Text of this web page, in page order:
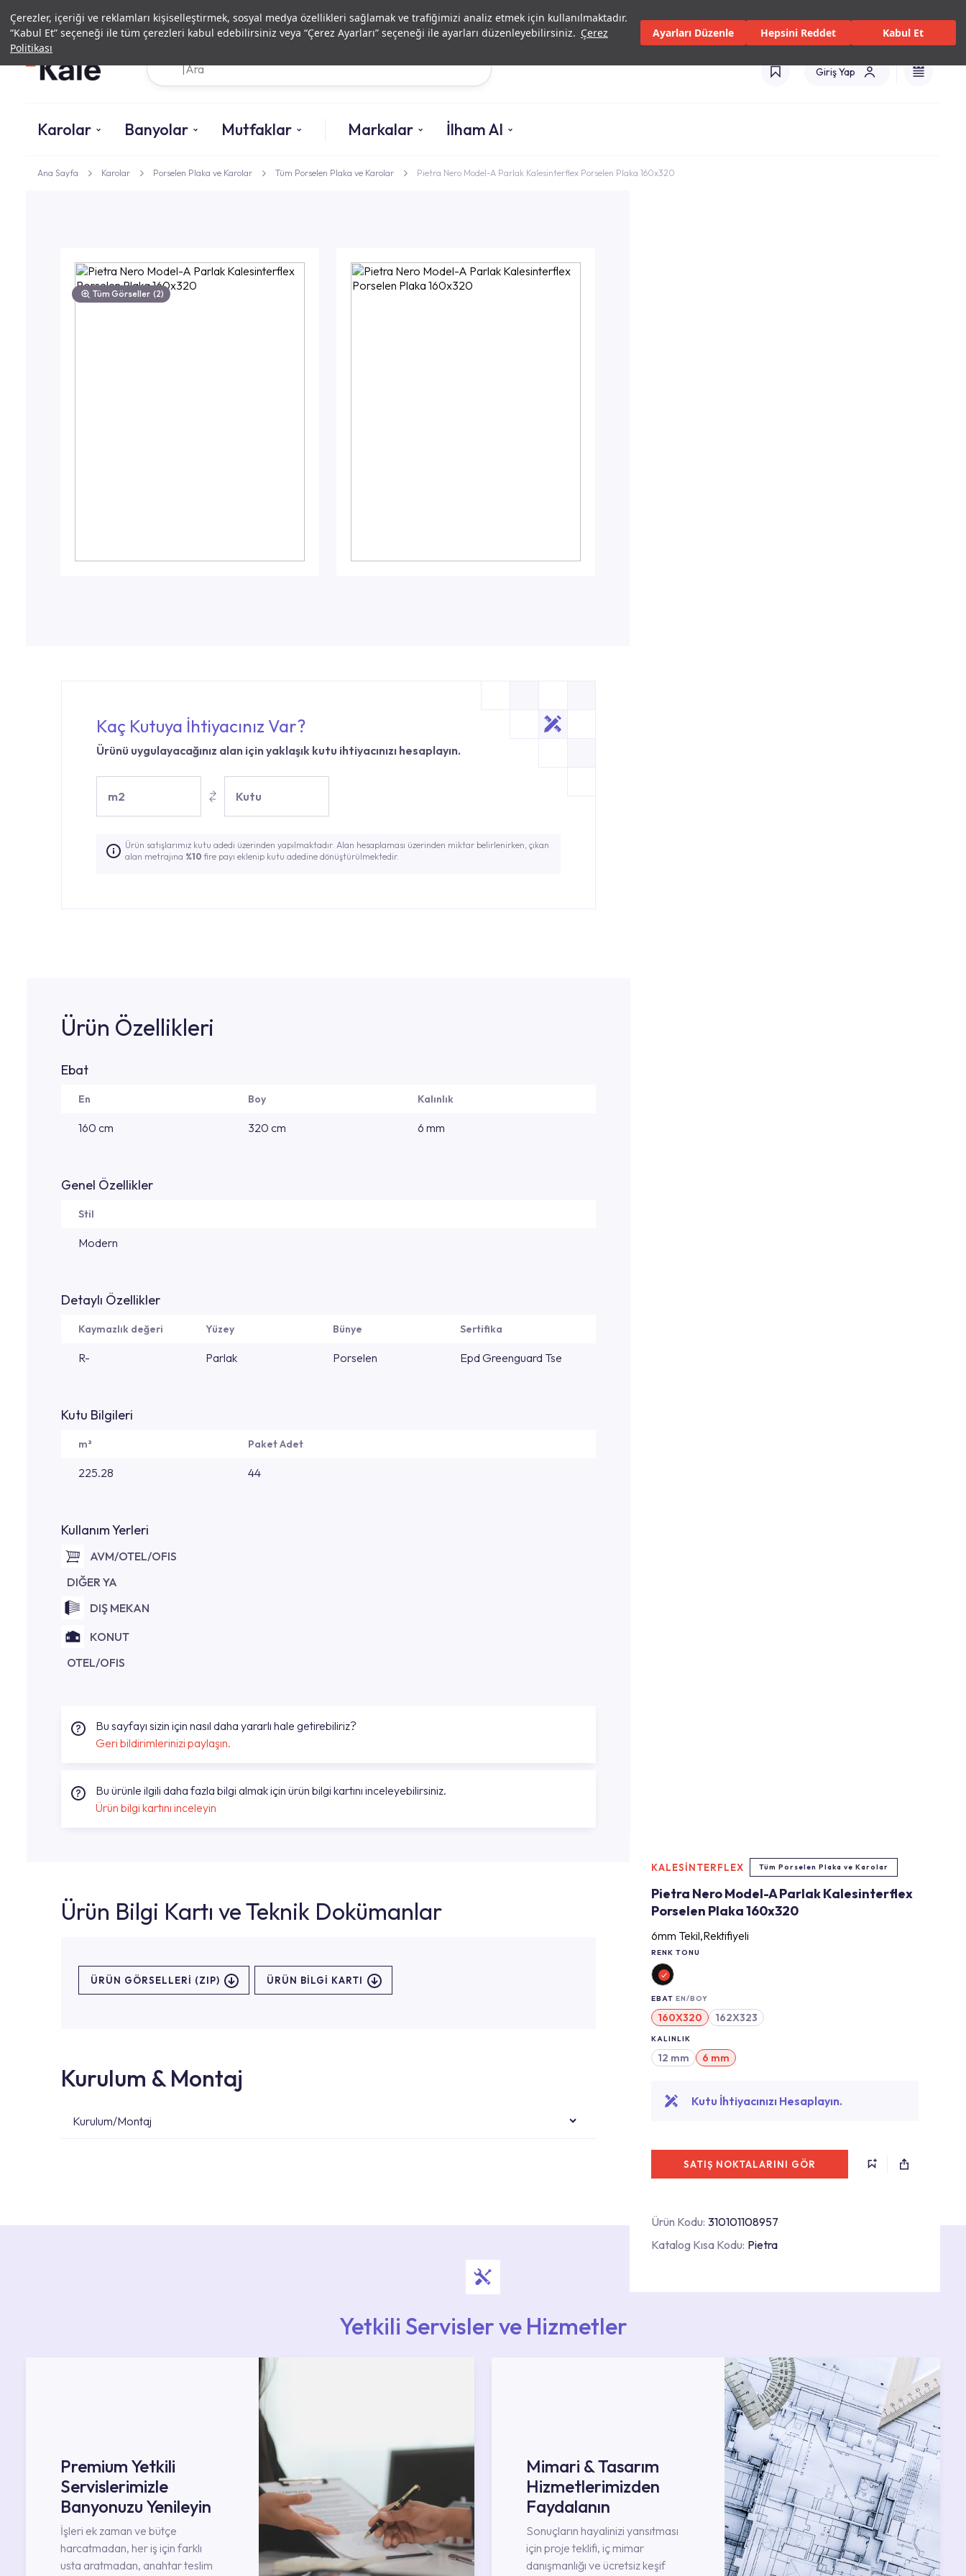
Çerezler, içeriği ve reklamları kişiselleştirmek, sosyal medya özellikleri sağlamak ve trafiğimizi analiz etmek için kullanılmaktadır.
“Kabul Et” seçeneği ile tüm çerezleri kabul edebilirsiniz veya “Çerez Ayarları” seçeneği ile ayarları düzenleyebilirsiniz. Çerez
Politikası
Ayarları Düzenle Hepsini Reddet Kabul Et
Yatırımcı İlişkileriYetkili Servisler ve HizmetlerMağazalarKataloglar Türkiye(TR)
Ara Giriş Yap
Karolar Banyolar Mutfaklar Markalar İlham Al
Ana Sayfa Karolar Porselen Plaka ve Karolar Tüm Porselen Plaka ve Karolar Pietra Nero Model-A Parlak Kalesinterflex Porselen Plaka 160x320
Tüm Görseller (2)
KALESİNTERFLEX Tüm Porselen Plaka ve Karolar
Pietra Nero Model-A Parlak Kalesinterflex
Porselen Plaka 160x320
6mm Tekil,Rektifiyeli
RENK TONU
EBAT EN/BOY
160X320 162X323
KALINLIK
12 mm 6 mm
Kutu İhtiyacınızı Hesaplayın.
SATIŞ NOKTALARINI GÖR
Ürün Kodu: 310101108957
Katalog Kısa Kodu: Pietra
Kaç Kutuya İhtiyacınız Var?
Ürünü uygulayacağınız alan için yaklaşık kutu ihtiyacınızı hesaplayın.
m2 Kutu
Ürün satışlarımız kutu adedi üzerinden yapılmaktadır. Alan hesaplaması üzerinden miktar belirlenirken, çıkan
alan metrajına %10 fire payı eklenip kutu adedine dönüştürülmektedir.
Ürün Özellikleri
Ebat
En Boy Kalınlık
160 cm 320 cm 6 mm
Genel Özellikler
Stil
Modern
Detaylı Özellikler
Kaymazlık değeri Yüzey Bünye Sertifika
R- Parlak Porselen Epd Greenguard Tse
Kutu Bilgileri
m² Paket Adet
225.28 44
Kullanım Yerleri
AVM/OTEL/OFIS
DIĞER YA
DIŞ MEKAN
KONUT
OTEL/OFIS
Bu sayfayı sizin için nasıl daha yararlı hale getirebiliriz?
Geri bildirimlerinizi paylaşın.
Bu ürünle ilgili daha fazla bilgi almak için ürün bilgi kartını inceleyebilirsiniz.
Ürün bilgi kartını inceleyin
Ürün Bilgi Kartı ve Teknik Dokümanlar
ÜRÜN GÖRSELLERI (ZIP) ÜRÜN BILGI KARTI
Kurulum & Montaj
Kurulum/Montaj
Yetkili Servisler ve Hizmetler
Premium Yetkili
Servislerimizle
Banyonuzu Yenileyin
İşleri ek zaman ve bütçe
harcatmadan, her iş için farklı
usta aratmadan, anahtar teslim
Mimari & Tasarım
Hizmetlerimizden
Faydalanın
Sonuçların hayalinizi yansıtması
için proje teklifi, iç mimar
danışmanlığı ve ücretsiz keşif